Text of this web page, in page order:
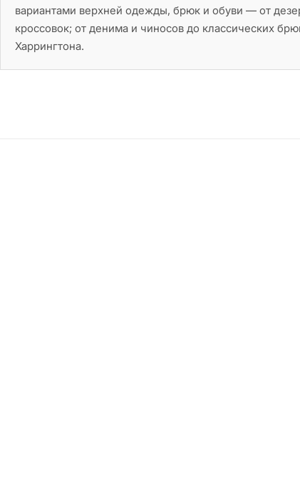
вариантами верхней одежды, брюк и обуви — от
кроссовок; от денима и чиносов до классических
Харрингтона.